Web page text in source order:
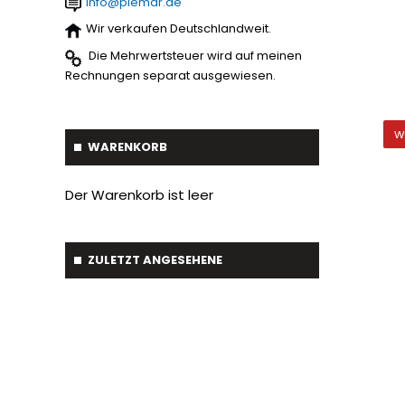
Streuer
Ballengreifer 7
Schaufel 17
Planierschild 4
Silageschieber 2
Baumverpflanzer
Gabelstapler-Euroaufnahme 1
Wir verkaufen Deutschlandweit.
Die Mehrwertsteuer wird auf meinen
Rechnungen separat ausgewiesen.
WARENKORB
Der Warenkorb ist leer
ZULETZT ANGESEHENE